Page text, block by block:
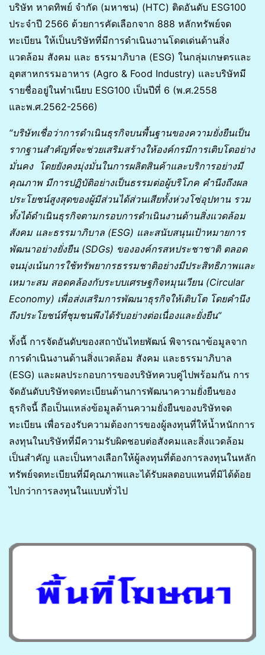
บริษัท หาดทิพย์ จำกัด (มหาชน) (HTC) ติดอันดับ ESG100
ประจำปี 2566 ด้วยการคัดเลือกจาก 888 หลักทรัพย์จด
ทะเบียน ให้เป็นบริษัทที่มีการดำเนินงานโดดเด่นด้านสิ่ง
แวดล้อม สังคม และ ธรรมาภิบาล (ESG) ในกลุ่มเกษตรและ
อุตสาหกรรมอาหาร (Agro & Food Industry) และบริษัทมี
รายชื่ออยู่ในทำเนียบ ESG100 เป็นปีที่ 6 (พ.ศ.2558
และพ.ศ.2562-2566)
“บริษัทเชื่อว่าการดำเนินธุรกิจบนพื้นฐานของความยั่งยืนเป็น
รากฐานสำคัญที่จะช่วยเสริมสร้างให้องค์กรมีการเติบโตอย่าง
มั่นคง โดยยังคงมุ่งมั่นในการผลิตสินค้าและบริการอย่างมี
คุณภาพ มีการปฏิบัติอย่างเป็นธรรมต่อผู้บริโภค คำนึงถึงผล
ประโยชน์สูงสุดของผู้มีส่วนได้ส่วนเสียทั้งห่วงโซ่อุปทาน รวม
ทั้งได้ดำเนินธุรกิจตามกรอบการดำเนินงานด้านสิ่งแวดล้อม
สังคม และธรรมาภิบาล (ESG) และสนับสนุนเป้าหมายการ
พัฒนาอย่างยั่งยืน (SDGs) ขององค์กรสหประชาชาติ ตลอด
จนมุ่งเน้นการใช้ทรัพยากรธรรมชาติอย่างมีประสิทธิภาพและ
เหมาะสม สอดคล้องกับระบบเศรษฐกิจหมุนเวียน (Circular
Economy) เพื่อส่งเสริมการพัฒนาธุรกิจให้เติบโต โดยคำนึง
ถึงประโยชน์ที่ชุมชนพึงได้รับอย่างต่อเนื่องและยั่งยืน”
ทั้งนี้ การจัดอันดับของสถาบันไทยพัฒน์ พิจารณาข้อมูลจาก
การดำเนินงานด้านสิ่งแวดล้อม สังคม และธรรมาภิบาล
(ESG) และผลประกอบการของบริษัทควบคู่ไปพร้อมกัน การ
จัดอันดับบริษัทจดทะเบียนด้านการพัฒนาความยั่งยืนของ
ธุรกิจนี้ ถือเป็นแหล่งข้อมูลด้านความยั่งยืนของบริษัทจด
ทะเบียน เพื่อรองรับความต้องการของผู้ลงทุนที่ให้น้ำหนักการ
ลงทุนในบริษัทที่มีความรับผิดชอบต่อสังคมและสิ่งแวดล้อม
เป็นสำคัญ และเป็นทางเลือกให้ผู้ลงทุนที่ต้องการลงทุนในหลัก
ทรัพย์จดทะเบียนที่มีคุณภาพและได้รับผลตอบแทนที่มิได้ด้อย
ไปกว่าการลงทุนในแบบทั่วไป